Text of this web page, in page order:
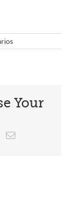
Your
Correo